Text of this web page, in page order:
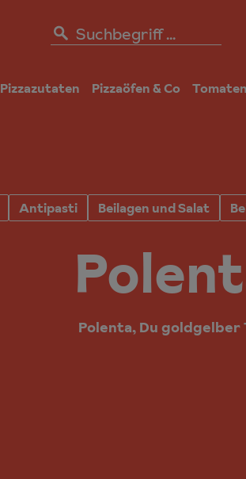
Pizzazutaten Pizzaöfen & Co Tomaten
Antipasti Beilagen und Salat
Polenta, Du goldgelber